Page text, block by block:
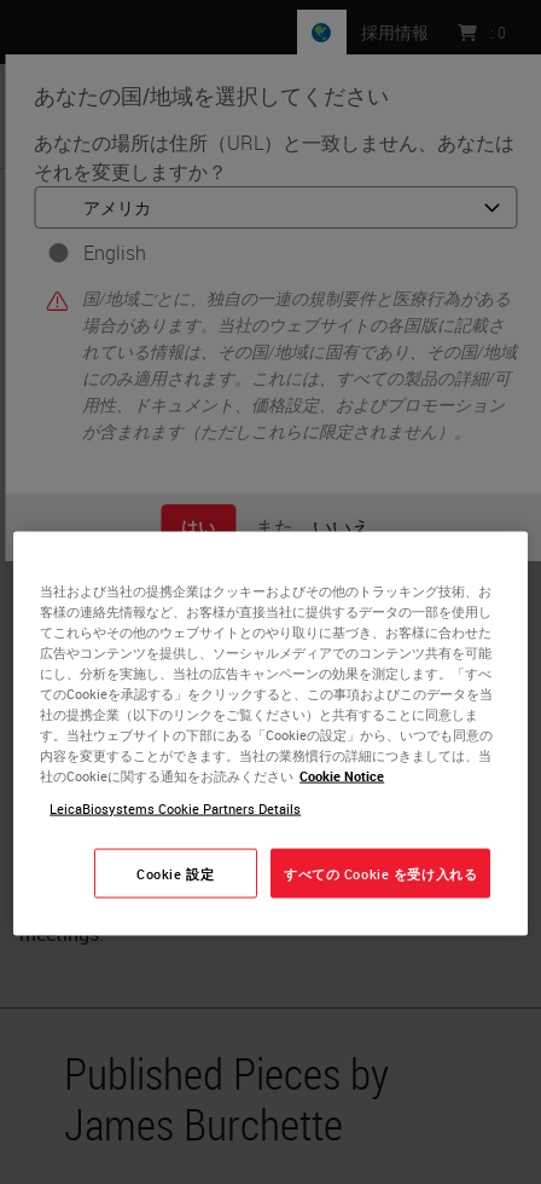
あなたの国/地域を選択してください
あなたの場所は住所（URL）と一致しません、あなたは
それを変更しますか？
English
国/地域ごとに、独自の一連の規制要件と医療行為がある
場合があります。当社のウェブサイトの各国版に記載さ
れている情報は、その国/地域に固有であり、その国/地域
にのみ適用されます。これには、すべての製品の詳細/可
用性、ドキュメント、価格設定、およびプロモーション
が含まれます（ただしこれらに限定されません）。
はい また いいえ
採用情報 : 0
MENU
ホーム • Knowledge Pathway • James Burchette
HT (ASCP)
specialist from the Molecular Pathology Section of
Clinical Laboratories at Duke University Health System,
Durham, North Carolina. His primary job functions
included managing the technical aspects of the clinical
Immunopathology Lab and validating new antibodies for
diagnostic immunohistochemical testing. Mr. Burchette
has over 40 years of experience in histotechnology with
34 years of immunopathology specialty. He has 90
publications, with 78 being peerreviewed (search
Burchette J www.pubmed.com). He remains active in
histotechnology with presentations at state and national
meetings.
Published Pieces by
James Burchette
当社および当社の提携企業はクッキーおよびその他のトラッキング技術、お
客様の連絡先情報など、お客様が直接当社に提供するデータの一部を使用し
てこれらやその他のウェブサイトとのやり取りに基づき、お客様に合わせた
広告やコンテンツを提供し、ソーシャルメディアでのコンテンツ共有を可能
にし、分析を実施し、当社の広告キャンペーンの効果を測定します。「すべ
てのCookieを承認する」をクリックすると、この事項およびこのデータを当
社の提携企業（以下のリンクをご覧ください）と共有することに同意しま
す。当社ウェブサイトの下部にある「Cookieの設定」から、いつでも同意の
内容を変更することができます。当社の業務慣行の詳細につきましては、当
社のCookieに関する通知をお読みください Cookie Notice
LeicaBiosystems Cookie Partners Details
Cookie 設定 すべての Cookie を受け入れる